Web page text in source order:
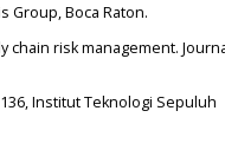
Group, Boca Raton.
chain risk management.
Institut Teknologi Sepuluh